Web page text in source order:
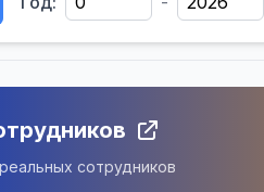
сотрудников